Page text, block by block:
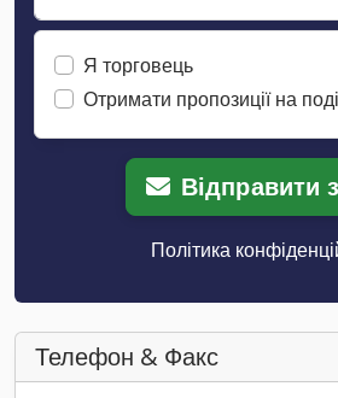
Я торговець
Отримати пропозиції на
Відправити
Політика
Телефон & Факс